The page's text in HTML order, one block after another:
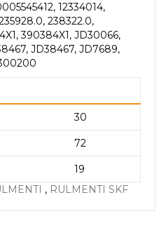
12334014,
238322.0,
390384X1, JD30066,
JD38467, JD7689,
30
72
19
, RULMENTI SKF